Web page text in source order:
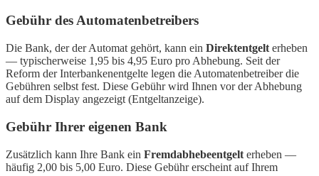
Gebühr des Automatenbetreibers
Die Bank, der der Automat gehört, kann ein Direktentgelt erheben
— typischerweise 1,95 bis 4,95 Euro pro Abhebung. Seit der
Reform der Interbankenentgelte legen die Automatenbetreiber die
Gebühren selbst fest. Diese Gebühr wird Ihnen vor der Abhebung
auf dem Display angezeigt (Entgeltanzeige).
Gebühr Ihrer eigenen Bank
Zusätzlich kann Ihre Bank ein Fremdabhebeentgelt erheben —
häufig 2,00 bis 5,00 Euro. Diese Gebühr erscheint auf Ihrem